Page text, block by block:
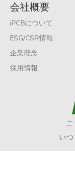
会社概要
iPCBについて
ESG/CSR情報
企業理念
採用情報
い